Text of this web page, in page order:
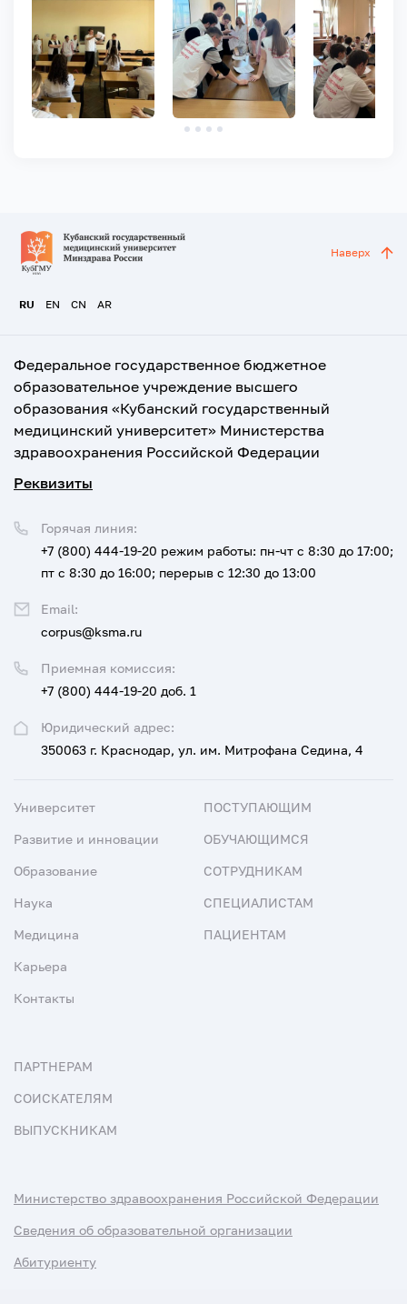
RU EN CN AR
Наверх
Федеральное государственное бюджетное
образовательное учреждение высшего
образования «Кубанский государственный
медицинский университет» Министерства
здравоохранения Российской Федерации
Реквизиты
Юридический адрес:
350063 г. Краснодар, ул. им. Митрофана Седина, 4
Приемная комиссия:
+7 (800) 444-19-20 доб. 1
Горячая линия:
+7 (800) 444-19-20 режим работы: пн-чт с 8:30 до 17:00;
пт с 8:30 до 16:00; перерыв с 12:30 до 13:00
Email:
corpus@ksma.ru
Университет
Развитие и инновации
Образование
Наука
Медицина
Карьера
Контакты
ПОСТУПАЮЩИМ
ОБУЧАЮЩИМСЯ
СОТРУДНИКАМ
СПЕЦИАЛИСТАМ
ПАЦИЕНТАМ
ПАРТНЕРАМ
СОИСКАТЕЛЯМ
ВЫПУСКНИКАМ
Министерство здравоохранения Российской Федерации
Сведения об образовательной организации
Абитуриенту